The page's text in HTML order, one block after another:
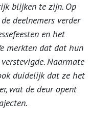
blijken te zijn. Op
deelnemers verder
en het
merkten dat dat hun
Naarmate
duidelijk dat ze het
wat de deur opent